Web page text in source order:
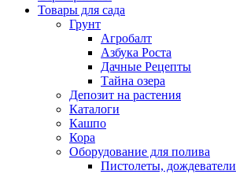
Товары для сада
Грунт
Агробалт
Азбука Роста
Дачные Рецепты
Тайна озера
Депозит на растения
Каталоги
Кашпо
Кора
Оборудование для полива
Пистолеты, дождеватели